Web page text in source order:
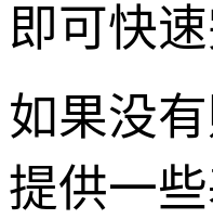
即可快速
如果没
提供一